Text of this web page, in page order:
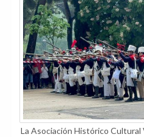
La Asociación Histórico Cultural